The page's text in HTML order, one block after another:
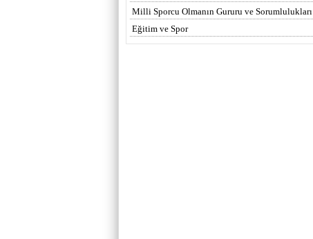
Milli Sporcu Olmanın Gururu ve Sorumlulukları
Eğitim ve Spor